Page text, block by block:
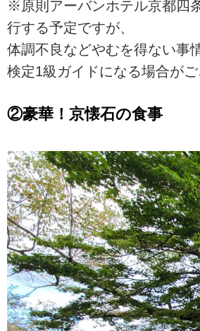
※原則アーバンホテル京都四
行する予定ですが、
体調不良などやむを得ない事
検定1級ガイドになる場合がご
②豪華！京懐石の食事